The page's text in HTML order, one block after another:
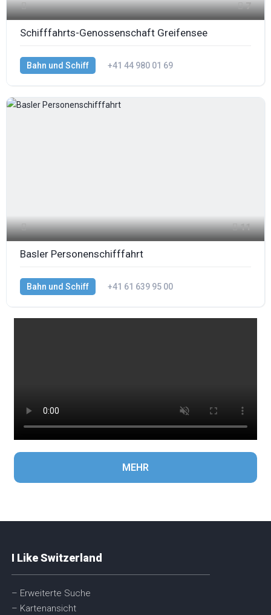
7
Schifffahrts-Genossenschaft Greifensee
Bahn und Schiff +41 44 980 01 69
11
Basler Personenschifffahrt
Bahn und Schiff +41 61 639 95 00
MEHR
I Like Switzerland
– Erweiterte Suche
– Kartenansicht